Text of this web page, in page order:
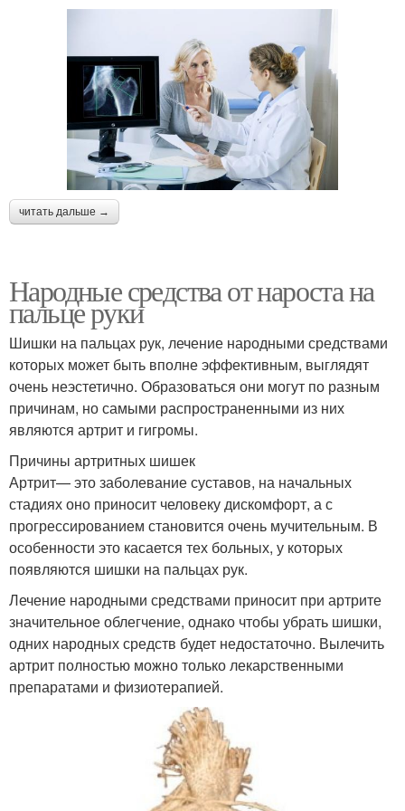
читать дальше →
Народные средства от нароста на
пальце руки
Шишки на пальцах рук, лечение народными средствами
которых может быть вполне эффективным, выглядят
очень неэстетично. Образоваться они могут по разным
причинам, но самыми распространенными из них
являются артрит и гигромы.
Причины артритных шишек
Артрит— это заболевание суставов, на начальных
стадиях оно приносит человеку дискомфорт, а с
прогрессированием становится очень мучительным. В
особенности это касается тех больных, у которых
появляются шишки на пальцах рук.
Лечение народными средствами приносит при артрите
значительное облегчение, однако чтобы убрать шишки,
одних народных средств будет недостаточно. Вылечить
артрит полностью можно только лекарственными
препаратами и физиотерапией.